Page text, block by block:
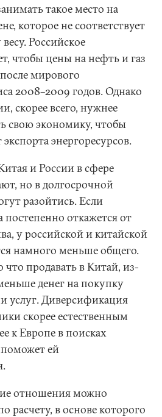
такое место на
которое не соответствует
Российское
чтобы цены на нефть и газ
мирового
2008–2009 годов. Однако
скорее всего, нужнее
свою экономику, чтобы
энергоресурсов.
и России в сфере
но в долгосрочной
разойтись. Если
откажется от
у российской и китайской
намного меньше общего.
что продавать в Китай, из-
денег на покупку
услуг. Диверсификация
скорее естественным
к Европе в поисках
ей
отношения можно
расчету, в основе которого